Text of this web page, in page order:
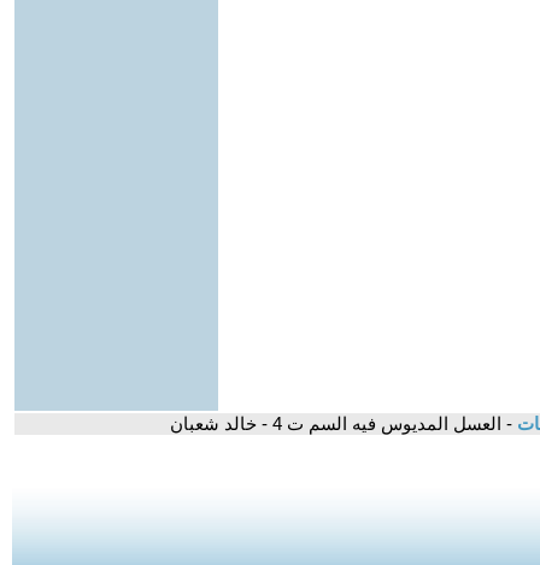
- العسل المديوس فيه السم ت 4 - خالد شعبان